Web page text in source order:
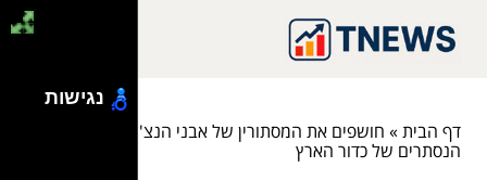
דף הבית» חושפים את המסתורין של אבני הנצ'י: האוצרות
הנסתרים של כדור הארץ
נגישות